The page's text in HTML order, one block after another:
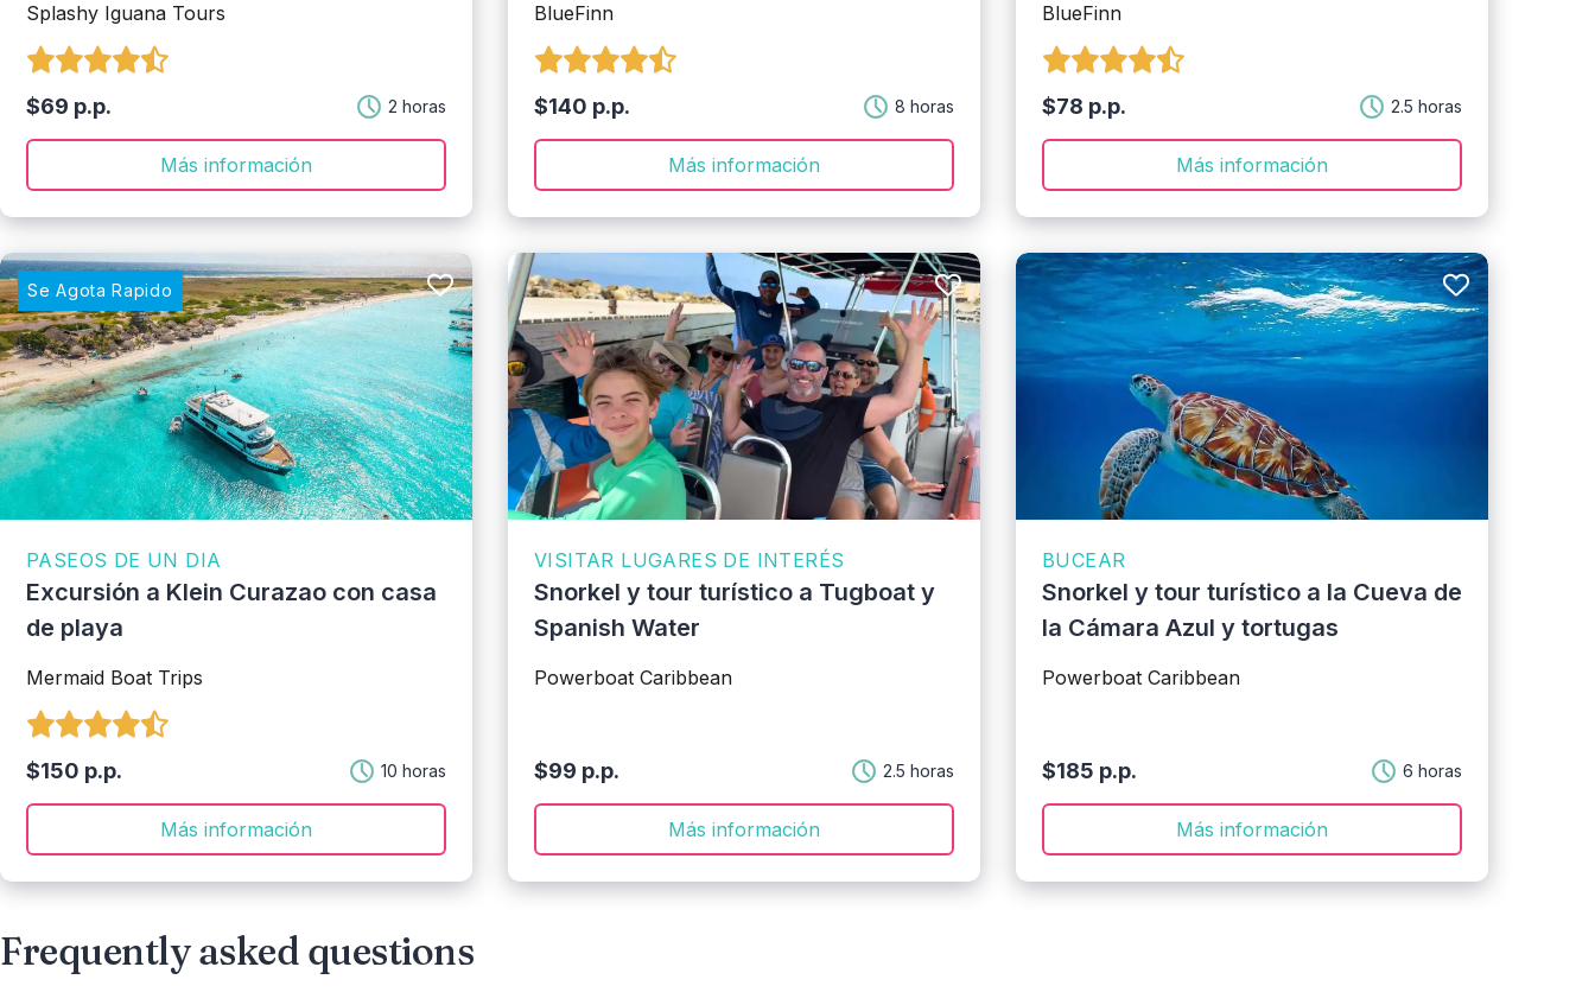
Splashy Iguana Tours
$69 p.p. 2 horas
Más información
BlueFinn
$140 p.p. 8 horas
Más información
BlueFinn
$78 p.p. 2.5 horas
Más información
Se Agota Rapido
PASEOS DE UN DIA
Excursión a Klein Curazao con casa
de playa
Mermaid Boat Trips
$150 p.p. 10 horas
Más información
VISITAR LUGARES DE INTERÉS
Snorkel y tour turístico a Tugboat y
Spanish Water
Powerboat Caribbean
$99 p.p. 2.5 horas
Más información
BUCEAR
Snorkel y tour turístico a la Cueva de
la Cámara Azul y tortugas
Powerboat Caribbean
$185 p.p. 6 horas
Más información
Frequently asked questions